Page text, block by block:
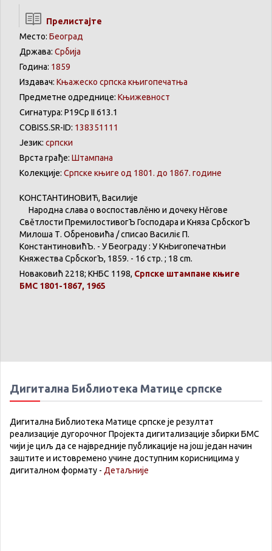
Прелистајте
Место: Београд
Држава: Србија
Година: 1859
Издавач: Књажеско српска књигопечатња
Предметне одреднице: Књижевност
Сигнатура: Р19Ср II 613.1
COBISS.SR-ID: 138351111
Језик: српски
Врста грађе: Штампана
Колекције: Српске књиге од 1801. до 1867. године
КОНСТАНТИНОВИЋ, Василије
Народна слава о воспоставлěню и дочекуНěгове
Свěтлости ПремилостивогЪ Господара и Княза СрбскогЪ
Милоша Т. Обреновића /списао ВасилієП.
КонстантиновићЪ. - УБеограду: УКнЬигопечатнЬи
Княжества СрбскогЪ, 1859. - 16 стр. ; 18 cm.
Новаковић 2218; КНБС 1198, Српске штампане књиге
БМС 1801-1867, 1965
Дигитална Библиотека Матице српске
Дигитална Библиотека Матице српске је резултат
реализације дугорочног Пројекта дигитализације збирки БМС
чији је циљ да се највредније публикације на још један начин
заштите и истовремено учине доступним корисницима у
дигиталном формату - Детаљније